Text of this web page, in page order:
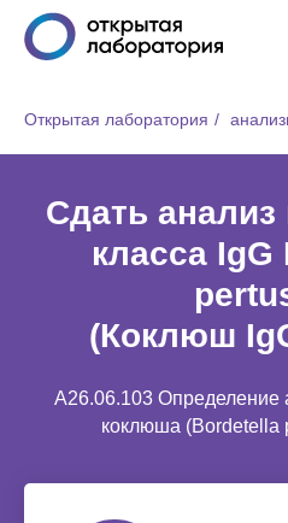
Открытая лаборатория /
Сдать анализ
класса
(Коклюш
A26.06.103 Определение
коклюша (Bordetella